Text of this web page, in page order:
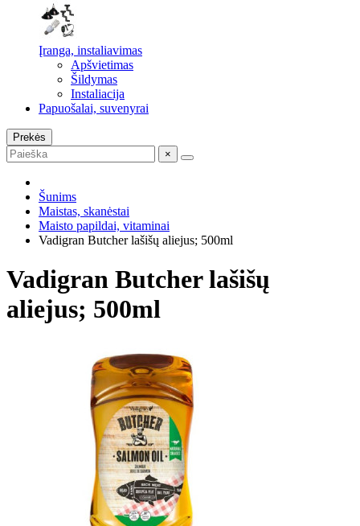
Įranga, instaliavimas
Apšvietimas
Šildymas
Instaliacija
Papuošalai, suvenyrai
Prekės
×
Šunims
Maistas, skanėstai
Maisto papildai, vitaminai
Vadigran Butcher lašišų aliejus; 500ml
Vadigran Butcher lašišų
aliejus; 500ml